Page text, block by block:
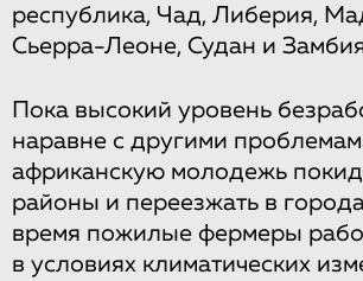
республика, Чад, Либерия,
Сьерра-Леоне, Судан и
Пока высокий уровень
наравне с другими
африканскую молодежь
районы и переезжать в
время пожилые фермеры
в условиях климатических